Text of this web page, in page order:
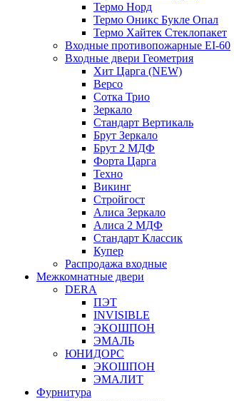
Термо Норд
Термо Оникс Букле Опал
Термо Хайтек Стеклопакет
Входные противопожарные EI-60
Входные двери Геометрия
Хит Царга (NEW)
Версо
Сотка Трио
Зеркало
Стандарт Вертикаль
Брут Зеркало
Брут 2 МДФ
Форта Царга
Техно
Викинг
Стройгост
Алиса Зеркало
Алиса 2 МДФ
Стандарт Классик
Купер
Распродажа входные
Межкомнатные двери
DERA
ПЭТ
INVISIBLE
ЭКОШПОН
ЭМАЛЬ
ЮНИДОРС
ЭКОШПОН
ЭМАЛИТ
Фурнитура